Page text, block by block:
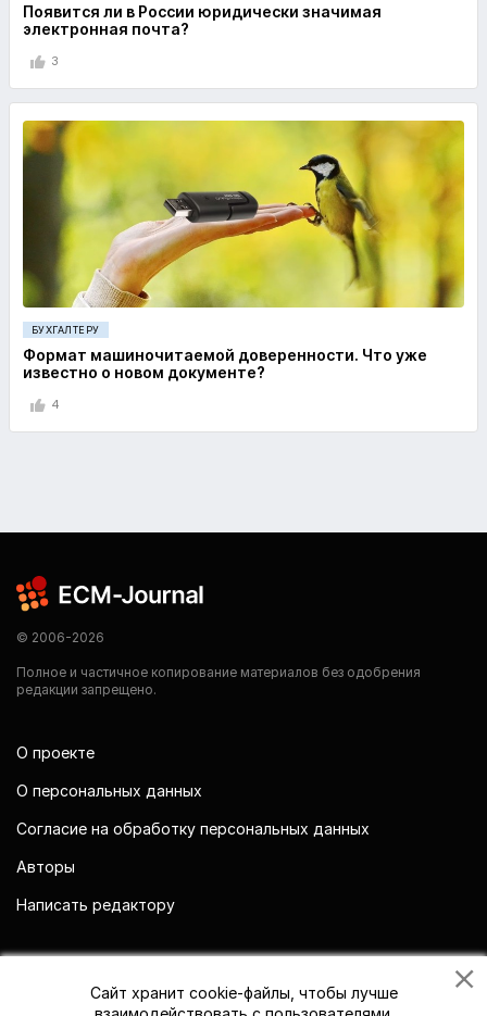
Появится ли в России юридически значимая
электронная почта?
3
БУХГАЛТЕРУ
Формат машиночитаемой доверенности. Что уже
известно о новом документе?
4
© 2006-2026
Полное и частичное копирование материалов без одобрения
редакции запрещено.
О проекте
О персональных данных
Согласие на обработку персональных данных
Авторы
Написать редактору
Сайт хранит cookie-файлы, чтобы лучше